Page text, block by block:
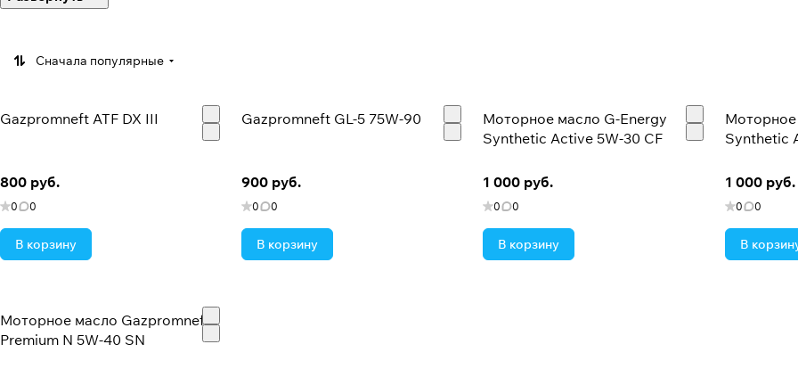
БРЕНД GAZPROMNEFT — НАЦИОНАЛЬНЫЙ ЛИДЕР МАССОВОГО СЕГМЕНТА!
автомобилей, до значительного ассортимента, ориентированного на самый широкий круг автолюбителей как в
специальные жидкости для легковых и лёгких коммерческих автомобилей.
Сначала популярные
Gazpromneft ATF DX III
800 руб.
0 0
В корзину
Gazpromneft GL-5 75W-90
900 руб.
0 0
В корзину
Моторное масло G-Energy
Synthetic Active 5W-30 CF
1 000 руб.
0 0
В корзину
Моторное
Synthetic
1 000 руб.
0 0
В
Моторное масло Gazpromneft
Premium N 5W-40 SN